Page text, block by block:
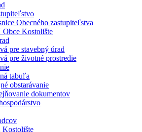
Obecného zastupiteľstva
Kostolište
pre stavebný úrad
pre životné prostredie
tabuľa
obstarávanie
dokumentov
Kostolište